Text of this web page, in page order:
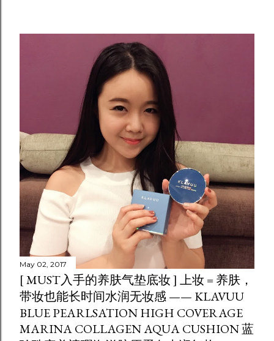
May 02, 2017
[ MUST入手的养肤气垫底妆 ] 上妆 = 养肤，
带妆也能长时间水润无妆感 —— KLAVUU
BLUE PEARLSATION HIGH COVERAGE
MARINA COLLAGEN AQUA CUSHION 蓝